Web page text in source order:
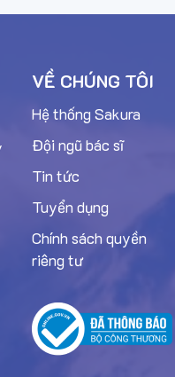
VỀ CHÚNG TÔI
Hệ thống Sakura
Đội ngũ bác sĩ
Tin tức
Tuyển dụng
Chính sách quyền
riêng tư